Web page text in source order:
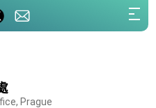
Prague